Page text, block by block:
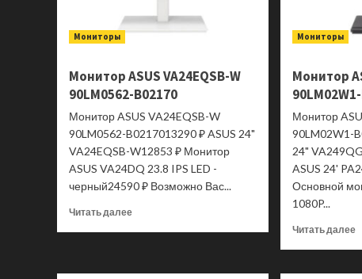
Мониторы
Монитор ASUS VA24EQSB-W
90LM0562-B02170
Монитор ASUS VA24EQSB-W
90LM0562-B0217013290 ₽ ASUS 24"
VA24EQSB-W12853 ₽ Монитор
ASUS VA24DQ 23.8 IPS LED -
черный24590 ₽ Возможно Вас...
Читать далееПрочитать
Мониторы
Монитор
Монитор
90LM02W1-
24"
ASUS 24'
Основной
1080P...
Читать далее